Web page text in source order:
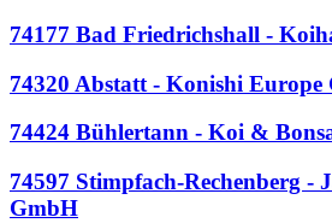
74177 Bad Friedrichshall -
74320 Abstatt - Konishi Europe
74424 Bühlertann - Koi &
74597 Stimpfach-Rechenberg -
GmbH